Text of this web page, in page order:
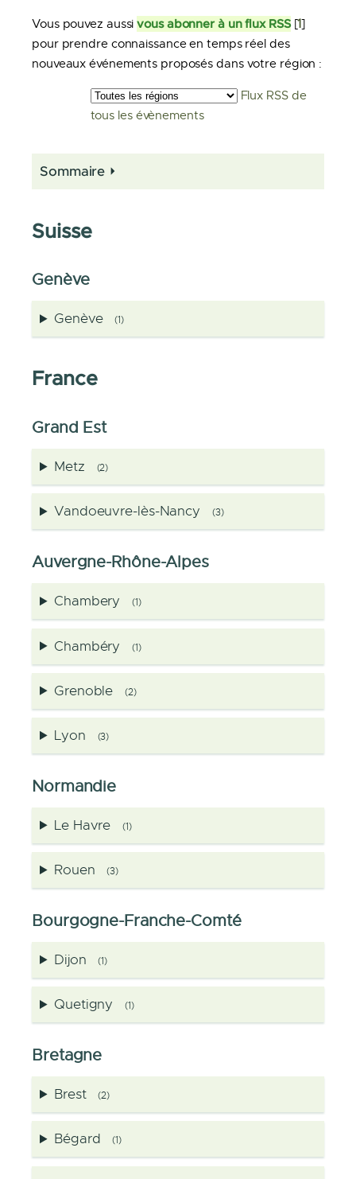
Vous pouvez aussivous abonner à un flux RSS[1]
pour prendre connaissance en temps réel des
nouveaux événements proposés dans votre région :
Flux RSS de
tous les évènements
Sommaire
Suisse
Genève
Genève (1)
France
Grand Est
Metz (2)
Vandoeuvre-lès-Nancy (3)
Auvergne-Rhône-Alpes
Chambery (1)
Chambéry (1)
Grenoble (2)
Lyon (3)
Normandie
Le Havre (1)
Rouen (3)
Bourgogne-Franche-Comté
Dijon (1)
Quetigny (1)
Bretagne
Brest (2)
Bégard (1)